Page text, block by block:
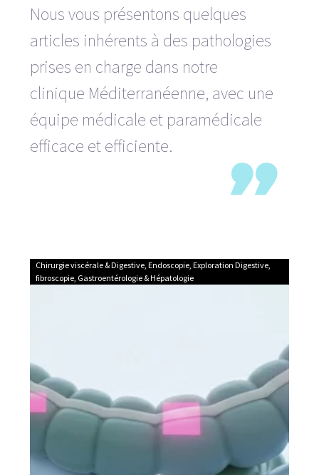
Nous vous présentons quelques
articles inhérents à des pathologies
prises en charge dans notre
clinique Méditerranéenne, avec une
équipe médicale et paramédicale
efficace et efficiente.
Chirurgie viscérale & Digestive, Endoscopie, Exploration Digestive,
fibroscopie, Gastroentérologie & Hépatologie